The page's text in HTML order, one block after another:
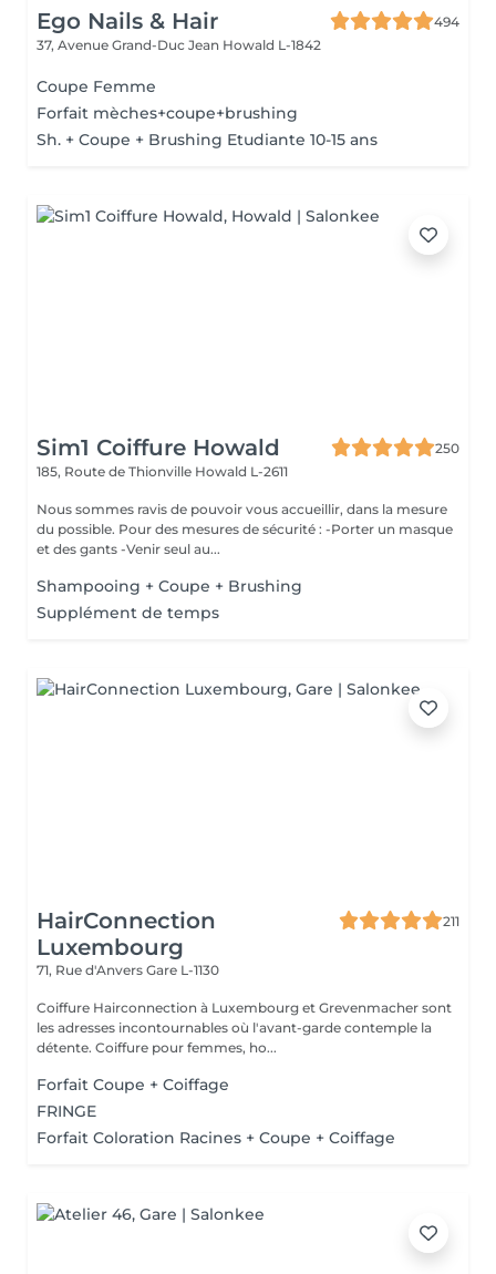
Ego Nails & Hair
494
37, Avenue Grand-Duc Jean Howald L-1842
Coupe Femme
Forfait mèches+coupe+brushing
Sh. + Coupe + Brushing Etudiante 10-15 ans
Sim1 Coiffure Howald
250
185, Route de Thionville Howald L-2611
Nous sommes ravis de pouvoir vous accueillir, dans la mesure
du possible. Pour des mesures de sécurité : -Porter un masque
et des gants -Venir seul au...
Shampooing + Coupe + Brushing
Supplément de temps
HairConnection
Luxembourg
211
71, Rue d'Anvers Gare L-1130
Coiffure Hairconnection à Luxembourg et Grevenmacher sont
les adresses incontournables où l'avant-garde contemple la
détente. Coiffure pour femmes, ho...
Forfait Coupe + Coiffage
FRINGE
Forfait Coloration Racines + Coupe + Coiffage